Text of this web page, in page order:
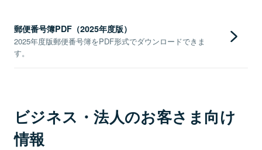
郵便番号簿PDF（2025年度版）
2025年度版郵便番号簿をPDF形式でダウンロードできま
す。
ビジネス・法人のお客さま向け
情報